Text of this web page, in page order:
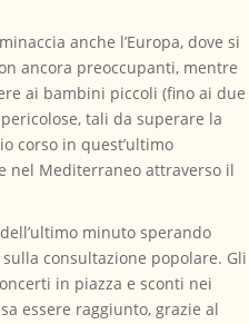
anche l’Europa, dove si
ancora preoccupanti, mentre
ai bambini piccoli (fino ai due
tali da superare la
corso in quest’ultimo
nel Mediterraneo attraverso il
minuto sperando
consultazione popolare. Gli
in piazza e sconti nei
essere raggiunto, grazie al